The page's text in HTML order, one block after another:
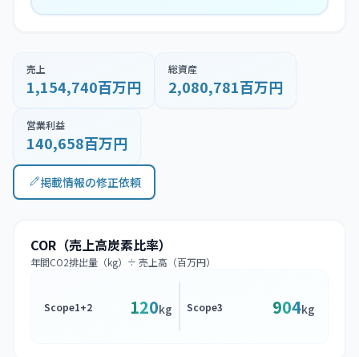
売上
1,154,740百万円
総資産
2,080,781百万円
営業利益
140,658百万円
掲載情報の修正依頼
COR（売上高炭素比率）
年間CO2排出量（kg）÷ 売上高（百万円）
Scope1+2 120kg Scope3 904kg